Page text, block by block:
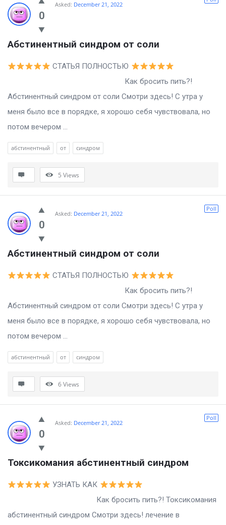
0
Asked: December 21, 2022
Абстинентный синдром от соли
СТАТЬЯ ПОЛНОСТЬЮ
Как бросить пить?!
Абстинентный синдром от соли Смотри здесь! С утра у
меня было все в порядке, я хорошо себя чувствовала, но
потом вечером ...
абстинентный от синдром
5 Views
0
Poll
Asked: December 21, 2022
Абстинентный синдром от соли
СТАТЬЯ ПОЛНОСТЬЮ
Как бросить пить?!
Абстинентный синдром от соли Смотри здесь! С утра у
меня было все в порядке, я хорошо себя чувствовала, но
потом вечером ...
абстинентный от синдром
6Views
0
Poll
Asked: December 21, 2022
Токсикомания абстинентный синдром
УЗНАТЬ КАК
Как бросить пить?! Токсикомания
абстинентный синдром Смотри здесь! лечение в